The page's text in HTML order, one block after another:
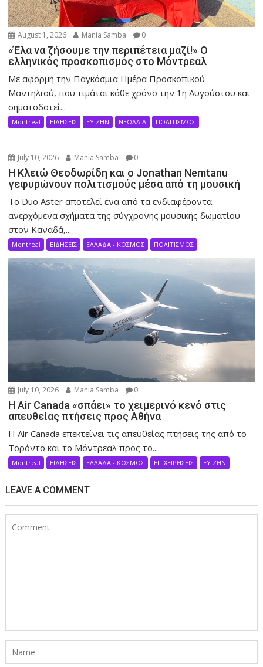
August 1, 2026 Mania Samba 0
«Έλα να ζήσουμε την περιπέτεια μαζί!» Ο
ελληνικός προσκοπισμός στο Μόντρεαλ
Με αφορμή την Παγκόσμια Ημέρα Προσκοπικού
Μαντηλιού, που τιμάται κάθε χρόνο την 1η Αυγούστου και
σηματοδοτεί...
Montreal ΕΙΔΗΣΕΙΣ ΕΥ ΖΗΝ ΝΕΟΛΑΙΑ ΠΟΛΙΤΙΣΜΟΣ
July 10, 2026 Mania Samba 0
Η Κλειώ Θεοδωρίδη και ο Jonathan Nemtanu
γεφυρώνουν πολιτισμούς μέσα από τη μουσική
Το Duo Aster αποτελεί ένα από τα ενδιαφέροντα
ανερχόμενα σχήματα της σύγχρονης μουσικής δωματίου
στον Καναδά,...
Montreal ΕΙΔΗΣΕΙΣ ΕΛΛΑΔΑ - ΚΟΣΜΟΣ ΠΟΛΙΤΙΣΜΟΣ
July 10, 2026 Mania Samba 0
Η Air Canada «σπάει» το χειμερινό κενό στις
απευθείας πτήσεις προς Αθήνα
Η Air Canada επεκτείνει τις απευθείας πτήσεις της από το
Τορόντο και το Μόντρεαλ προς το...
Montreal ΕΙΔΗΣΕΙΣ ΕΛΛΑΔΑ - ΚΟΣΜΟΣ ΕΠΙΧΕΙΡΗΣΕΙΣ ΕΥ ΖΗΝ
LEAVE A COMMENT